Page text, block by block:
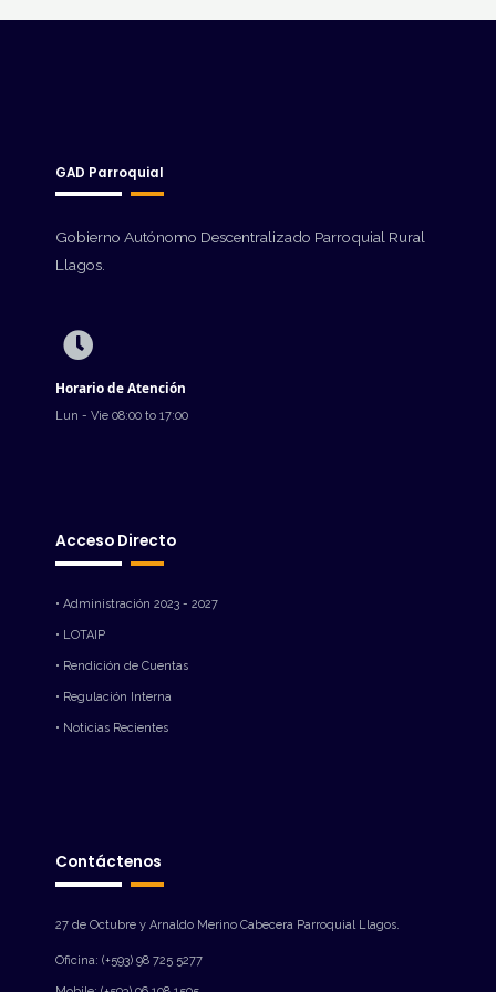
GAD Parroquial
Gobierno Autónomo Descentralizado Parroquial Rural
Llagos.
Horario de Atención
Lun - Vie 08:00 to 17:00
Acceso Directo
• Administración 2023 - 2027
• LOTAIP
• Rendición de Cuentas
• Regulación Interna
• Noticias Recientes
Contáctenos
27 de Octubre y Arnaldo Merino Cabecera Parroquial Llagos.
Oficina: (+593) 98 725 5277